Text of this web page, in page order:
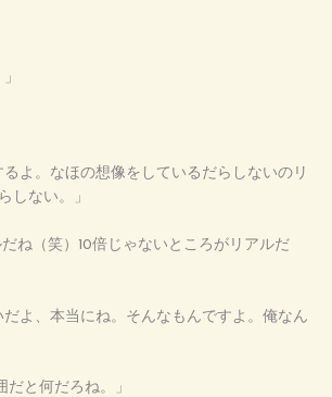
るよ。なほの想像をしているだらしないのリ
しない。」
ね（笑）10倍じゃないところがリアルだ
だよ、本当にね。そんなもんですよ。俺なん
だと何だろね。」